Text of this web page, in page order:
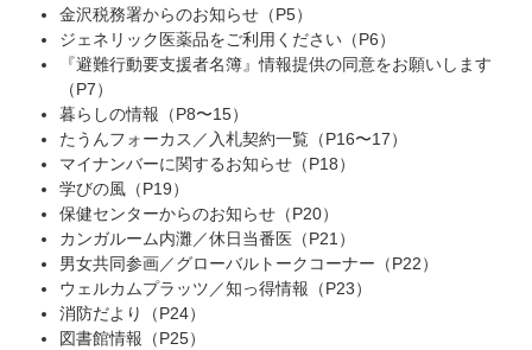
金沢税務署からのお知らせ（P5）
ジェネリック医薬品をご利用ください（P6）
『避難行動要支援者名簿』情報提供の同意をお願いします
（P7）
暮らしの情報（P8〜15）
たうんフォーカス／入札契約一覧（P16〜17）
マイナンバーに関するお知らせ（P18）
学びの風（P19）
保健センターからのお知らせ（P20）
カンガルーム内灘／休日当番医（P21）
男女共同参画／グローバルトークコーナー（P22）
ウェルカムプラッツ／知っ得情報（P23）
消防だより（P24）
図書館情報（P25）